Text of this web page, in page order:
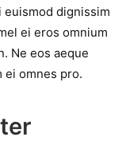
euismod dignissim
ei eros omnium
Ne eos aeque
ei omnes pro.